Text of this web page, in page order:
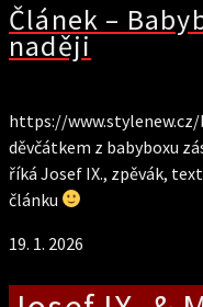
Článek –
naději
https://
děvčátkem z babyboxu
říká Josef IX., zpěvák,
článku
19. 1. 2026